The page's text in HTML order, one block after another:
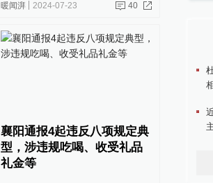
暖闻湃 2024-07-23 40
襄阳通报4起违反八项规定典
型，涉违规吃喝、收受礼品
礼金等